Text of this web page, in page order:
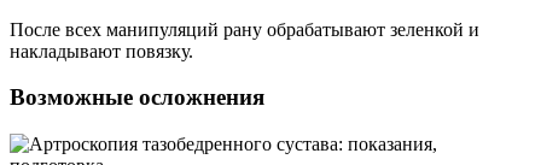
После всех манипуляций рану обрабатывают зеленкой и
накладывают повязку.
Возможные осложнения